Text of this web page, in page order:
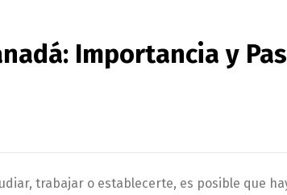
Importancia y
trabajar o establecerte, es posible que